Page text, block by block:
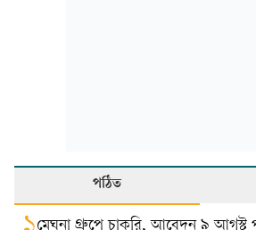
পঠিত
মেঘনা গ্রুপে চাকরি, আবেদন ৯ আগস্ট